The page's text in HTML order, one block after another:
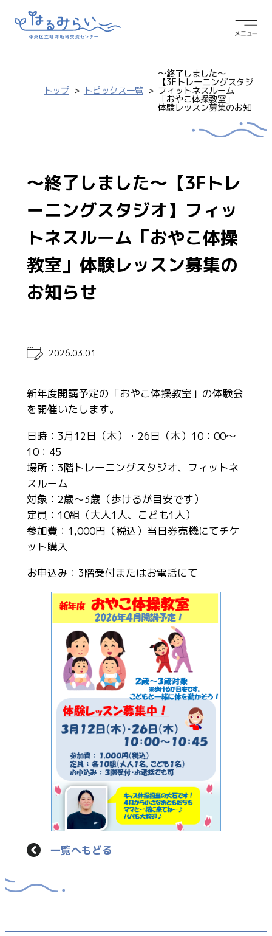
トップ トピックス一覧
～終了しました～
【3Fトレーニングスタジオ】
フィットネスルーム
「おやこ体操教室」
体験レッスン募集のお知らせ
～終了しました～【3Fトレ
ーニングスタジオ】フィッ
トネスルーム「おやこ体操
教室」体験レッスン募集の
お知らせ
2026.03.01
新年度開講予定の「おやこ体操教室」の体験会
を開催いたします。
日時：3月12日（木）・26日（木）10：00～
10：45
場所：3階トレーニングスタジオ、フィットネ
スルーム
対象：2歳～3歳（歩けるが目安です）
定員：10組（大人1人、こども1人）
参加費：1,000円（税込）当日券売機にてチケ
ット購入
お申込み：3階受付またはお電話にて
一覧へもどる